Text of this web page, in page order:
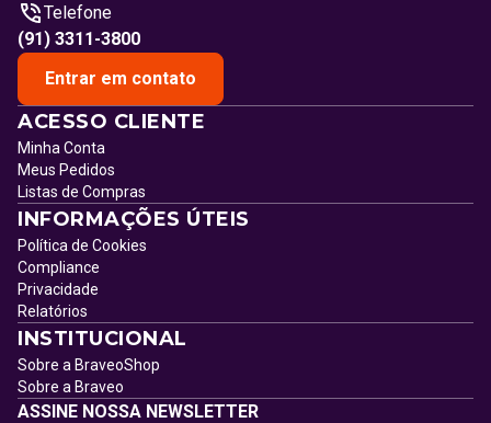
Telefone
(91) 3311-3800
Entrar em contato
ACESSO CLIENTE
Minha Conta
Meus Pedidos
Listas de Compras
INFORMAÇÕES ÚTEIS
Política de Cookies
Compliance
Privacidade
Relatórios
INSTITUCIONAL
Sobre a BraveoShop
Sobre a Braveo
ASSINE NOSSA NEWSLETTER